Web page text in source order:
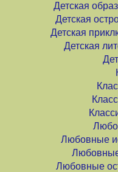
Детская
Детская
Детская
Детская
Любовные
Любовные